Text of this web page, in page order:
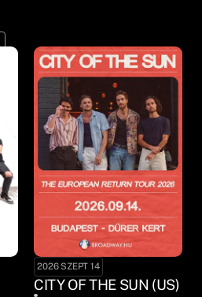
2026 SZEPT 14
CITY OF THE SUN (US)